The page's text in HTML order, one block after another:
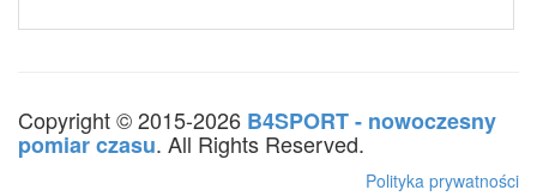
Copyright © 2015-2026 B4SPORT - nowoczesny
pomiar czasu. All Rights Reserved.
Polityka prywatności